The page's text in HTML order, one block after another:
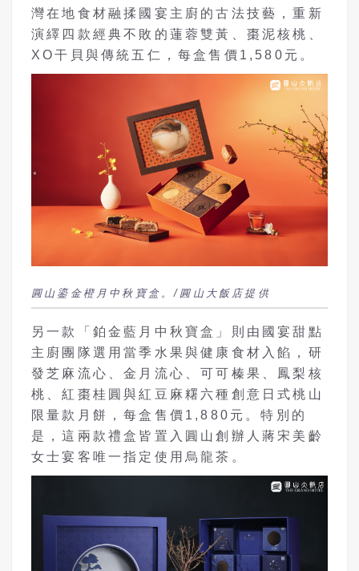
灣在地食材融揉國宴主廚的古法技藝，重新
演繹四款經典不敗的蓮蓉雙黃、棗泥核桃、
XO干貝與傳統五仁，每盒售價1,580元。
圓山鎏金橙月中秋寶盒。/圓山大飯店提供
另一款「鉑金藍月中秋寶盒」則由國宴甜點
主廚團隊選用當季水果與健康食材入餡，研
發芝麻流心、金月流心、可可榛果、鳳梨核
桃、紅棗桂圓與紅豆麻糬六種創意日式桃山
限量款月餅，每盒售價1,880元。特別的
是，這兩款禮盒皆置入圓山創辦人蔣宋美齡
女士宴客唯一指定使用烏龍茶。